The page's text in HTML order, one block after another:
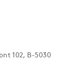
102, B-5030